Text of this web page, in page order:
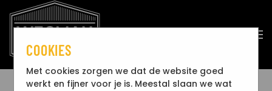
COOKIES
Met cookies zorgen we dat de website goed
werkt en fijner voor je is. Meestal slaan we wat